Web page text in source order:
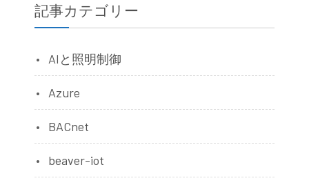
記事カテゴリー
AIと照明制御
Azure
BACnet
beaver-iot